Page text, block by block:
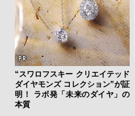
斎藤 工の心揺さぶる時計「フレ
デリック・コンスタント」。ク
ラシックとテクノロジーの幸福
な両立がここに